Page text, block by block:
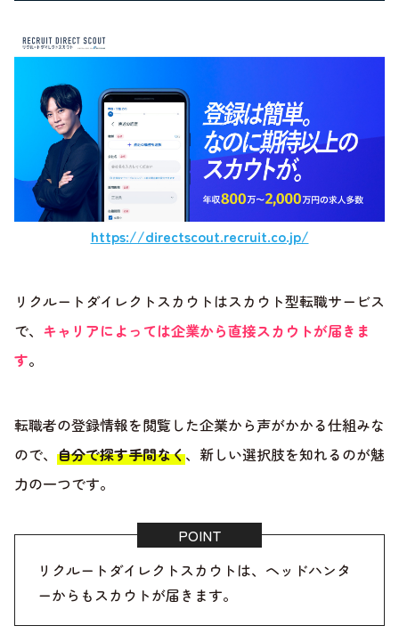
https://directscout.recruit.co.jp/
リクルートダイレクトスカウトはスカウト型転職サービス
で、 キャリアによっては企業から直接スカウトが届きま
す。
転職者の登録情報を閲覧した企業から声がかかる仕組みな
ので、 自分で探す手間なく、新しい選択肢を知れるのが魅
力の一つです。
リクルートダイレクトスカウトは、ヘッドハンタ
ーからもスカウトが届きます。